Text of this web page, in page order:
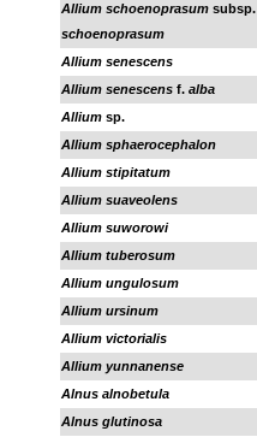
Allium schoenoprasum subsp.
schoenoprasum
Allium senescens
Allium senescens f. alba
Allium sp.
Allium sphaerocephalon
Allium stipitatum
Allium suaveolens
Allium suworowi
Allium tuberosum
Allium ungulosum
Allium ursinum
Allium victorialis
Allium yunnanense
Alnus alnobetula
Alnus glutinosa